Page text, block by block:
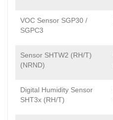
VOC Sensor SGP30 /
SGPC3
Sensor SHTW2 (RH/T)
(NRND)
Digital Humidity Sensor
SHT3x (RH/T)